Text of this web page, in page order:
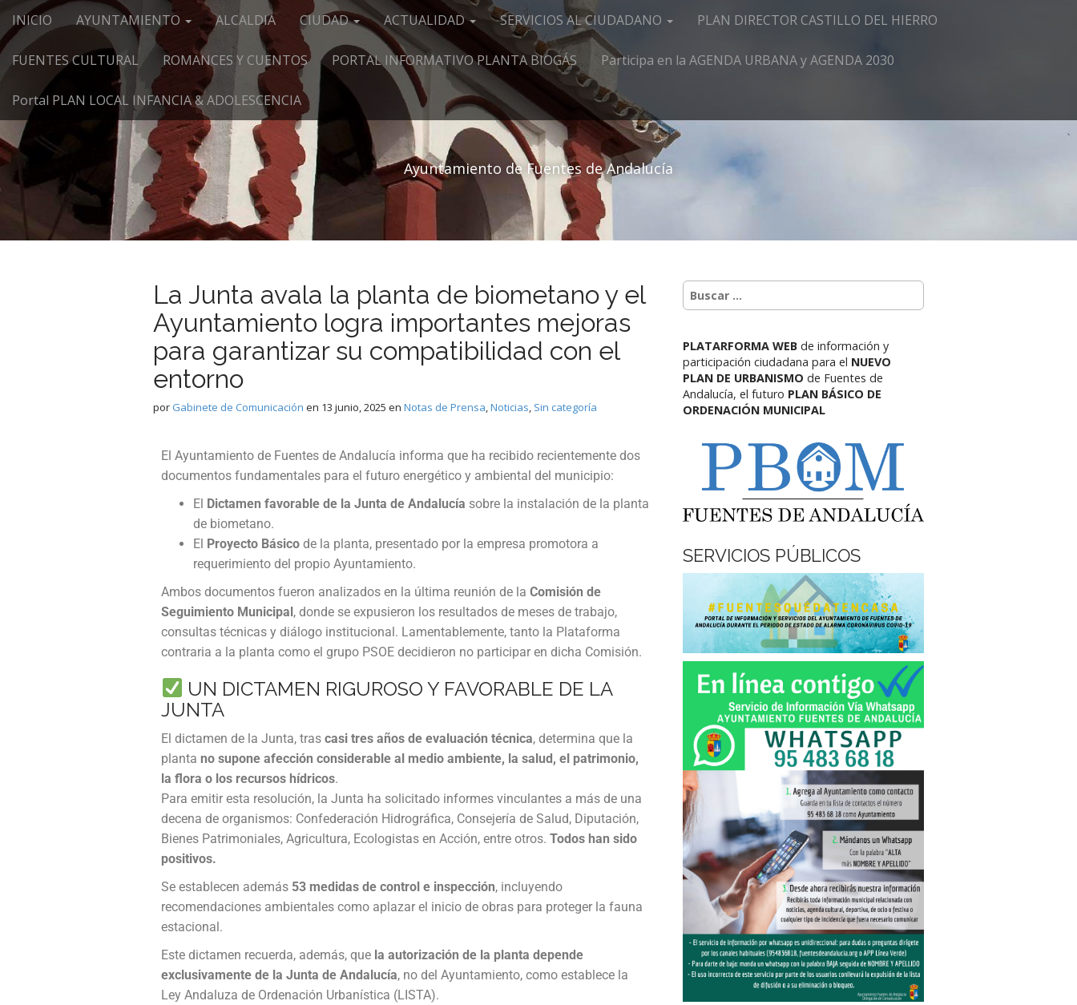
Menú principal
Saltar al contenido
INICIO AYUNTAMIENTO ALCALDIA CIUDAD ACTUALIDAD SERVICIOS AL CIUDADANO PLAN DIRECTOR CASTILLO DEL HIERRO
FUENTES CULTURAL ROMANCES Y CUENTOS PORTAL INFORMATIVO PLANTA BIOGÁS Participa en la AGENDA URBANA y AGENDA 2030
Portal PLAN LOCAL INFANCIA & ADOLESCENCIA
Ayuntamiento de Fuentes de Andalucía
La Junta avala la planta de biometano y el
Ayuntamiento logra importantes mejoras
para garantizar su compatibilidad con el
entorno
por Gabinete de Comunicación en 13 junio, 2025 en Notas de Prensa,Noticias, Sin categoría
El Ayuntamiento de Fuentes de Andalucía informa que ha recibido recientemente dos
documentos fundamentales para el futuro energético y ambiental del municipio:
El Dictamen favorable de la Junta de Andalucía sobre la instalación de la planta
de biometano.
El Proyecto Básico de la planta, presentado por la empresa promotora a
requerimiento del propio Ayuntamiento.
Ambos documentos fueron analizados en la última reunión de la Comisión de
Seguimiento Municipal, donde se expusieron los resultados de meses de trabajo,
consultas técnicas y diálogo institucional. Lamentablemente, tanto la Plataforma
contraria a la planta como el grupo PSOE decidieron no participar en dicha Comisión.
UN DICTAMEN RIGUROSO Y FAVORABLE DE LA
JUNTA
El dictamen de la Junta, tras casi tres años de evaluación técnica, determina que la
planta no supone afección considerable al medio ambiente, la salud, el patrimonio,
la flora o los recursos hídricos.
Para emitir esta resolución, la Junta ha solicitado informes vinculantes a más de una
decena de organismos: Confederación Hidrográfica, Consejería de Salud, Diputación,
Bienes Patrimoniales, Agricultura, Ecologistas en Acción, entre otros. Todos han sido
positivos.
Se establecen además 53 medidas de control e inspección, incluyendo
recomendaciones ambientales como aplazar el inicio de obras para proteger la fauna
estacional.
Este dictamen recuerda, además, que la autorización de la planta depende
exclusivamente de la Junta de Andalucía, no del Ayuntamiento, como establece la
Ley Andaluza de Ordenación Urbanística (LISTA).
PLATARFORMA WEBde información y
participación ciudadana para el NUEVO
PLAN DE URBANISMOde Fuentes de
Andalucía, el futuro PLAN BÁSICO DE
ORDENACIÓN MUNICIPAL
SERVICIOS PÚBLICOS